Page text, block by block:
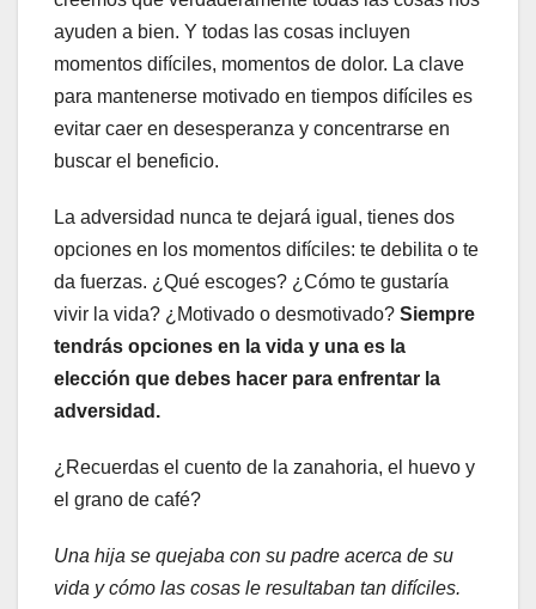
ayuden a bien. Y todas las cosas incluyen
momentos difíciles, momentos de dolor. La clave
para mantenerse motivado en tiempos difíciles es
evitar caer en desesperanza y concentrarse en
buscar el beneficio.
La adversidad nunca te dejará igual, tienes dos
opciones en los momentos difíciles: te debilita o te
da fuerzas. ¿Qué escoges? ¿Cómo te gustaría
vivir la vida? ¿Motivado o desmotivado? Siempre
tendrás opciones en la vida y una es la
elección que debes hacer para enfrentar la
adversidad.
¿Recuerdas el cuento de la zanahoria, el huevo y
el grano de café?
Una hija se quejaba con su padre acerca de su
vida y cómo las cosas le resultaban tan difíciles.